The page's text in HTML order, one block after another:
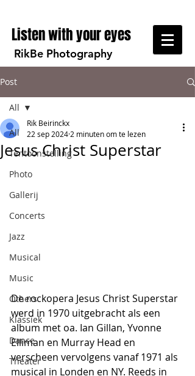
Listen with your eyes
RikBe Photography
Post
All
Tentoonstelling
Photo
Gallerij
Concerts
Jazz
Musical
Music
Others
Klassiek
Dance
Theater
All
Jesus Christ Superstar
Rik Beirinckx
22 sep 2024 2 minuten om te lezen
De rockopera Jesus Christ Superstar
werd in 1970 uitgebracht als een
album met oa. Ian Gillan, Yvonne
Elliman en Murray Head en
verscheen vervolgens vanaf 1971 als
musical in Londen en NY. Reeds in